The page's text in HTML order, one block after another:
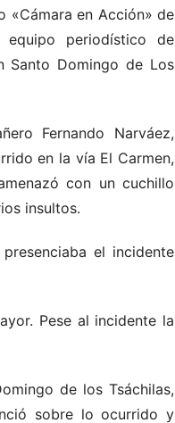
«Cámara en Acción» de
equipo periodístico de
Santo Domingo de Los
Fernando Narváez,
en la vía El Carmen,
con un cuchillo
insultos.
el incidente
Pese al incidente la
de los Tsáchilas,
sobre lo ocurrido y